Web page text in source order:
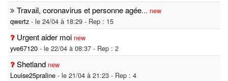
Travail, coronavirus et personne agée... new
qwertz - le 24/04 à 18:29 - Rep : 15
Urgent aider moi new
yve67120 - le 22/04 à 08:37 - Rep : 2
Shetland new
Louise25praline - le 21/04 à 21:23 - Rep : 4